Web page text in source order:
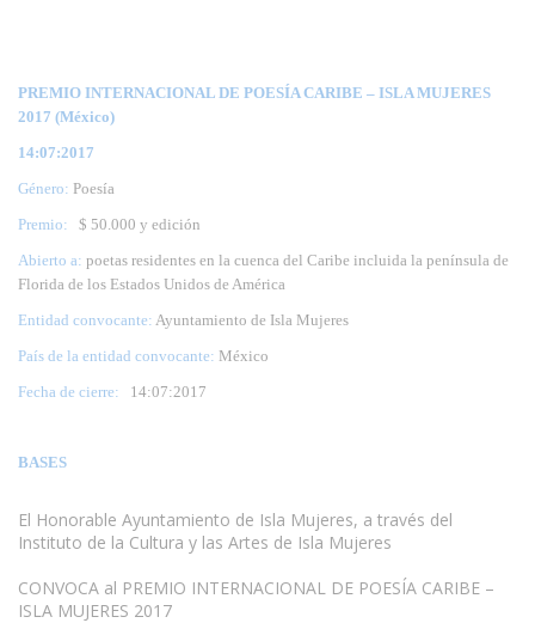
PREMIO INTERNACIONAL DE POESÍA CARIBE – ISLA MUJERES
2017 (México)
14:07:2017
Género: Poesía
Premio:
$ 50.000 y edición
Abierto a: poetas residentes en la cuenca del Caribe incluida la península de
Florida de los Estados Unidos de América
Entidad convocante: Ayuntamiento de Isla Mujeres
País de la entidad convocante: México
Fecha de cierre: 14:07:2017
BASES
El Honorable Ayuntamiento de Isla Mujeres, a través del
Instituto de la Cultura y las Artes de Isla Mujeres
CONVOCA al PREMIO INTERNACIONAL DE POESÍA CARIBE –
ISLA MUJERES 2017